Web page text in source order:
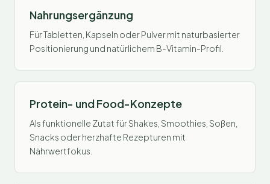
Nahrungsergänzung
Für Tabletten, Kapseln oder Pulver mit naturbasierter
Positionierung und natürlichem B-Vitamin-Profil.
Protein- und Food-Konzepte
Als funktionelle Zutat für Shakes, Smoothies, Soßen,
Snacks oder herzhafte Rezepturen mit
Nährwertfokus.